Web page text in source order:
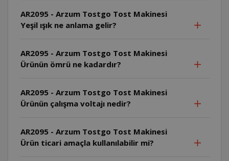
AR2095 - Arzum Tostgo Tost Makinesi
Yeşil ışık ne anlama gelir?
AR2095 - Arzum Tostgo Tost Makinesi
Ürünün ömrü ne kadardır?
AR2095 - Arzum Tostgo Tost Makinesi
Ürünün çalışma voltajı nedir?
AR2095 - Arzum Tostgo Tost Makinesi
Ürün ticari amaçla kullanılabilir mi?